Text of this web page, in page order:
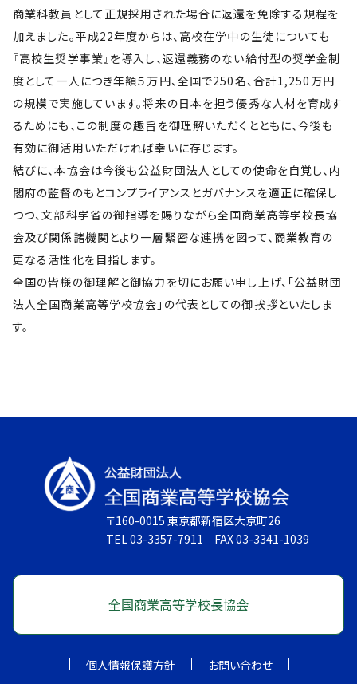
商業科教員として正規採用された場合に返還を免除する規程を
加えました。平成22年度からは、高校在学中の生徒についても
『高校生奨学事業』を導入し、返還義務のない給付型の奨学金制
度として一人につき年額５万円、全国で250名、合計1,250万円
の規模で実施しています。将来の日本を担う優秀な人材を育成す
るためにも、この制度の趣旨を御理解いただくとともに、今後も
有効に御活用いただければ幸いに存じます。
結びに、本協会は今後も公益財団法人としての使命を自覚し、内
閣府の監督のもとコンプライアンスとガバナンスを適正に確保し
つつ、文部科学省の御指導を賜りながら全国商業高等学校長協
会及び関係諸機関とより一層緊密な連携を図って、商業教育の
更なる活性化を目指します。
全国の皆様の御理解と御協力を切にお願い申し上げ、「公益財団
法人全国商業高等学校協会」の代表としての御挨拶といたしま
す。
〒160-0015 東京都新宿区大京町26
TEL 03-3357-7911 FAX 03-3341-1039
全国商業高等学校長協会
個人情報保護方針
お問い合わせ